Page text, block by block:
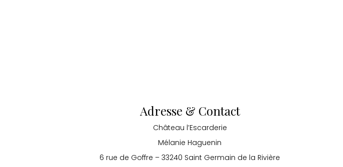
Adresse & Contact
Château l’Escarderie
Mélanie Haguenin
6 rue de Goffre – 33240 Saint Germain de la Rivière